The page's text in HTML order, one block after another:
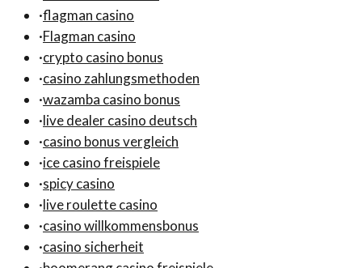
·flagman casino
·Flagman casino
·crypto casino bonus
·casino zahlungsmethoden
·wazamba casino bonus
·live dealer casino deutsch
·casino bonus vergleich
·ice casino freispiele
·spicy casino
·live roulette casino
·casino willkommensbonus
·casino sicherheit